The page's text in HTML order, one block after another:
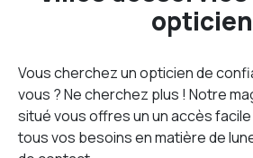
opticien
Vous cherchez un opticien de
vous ? Ne cherchez plus ! Notre
situé vous offres un un accès
tous vos besoins en matière de